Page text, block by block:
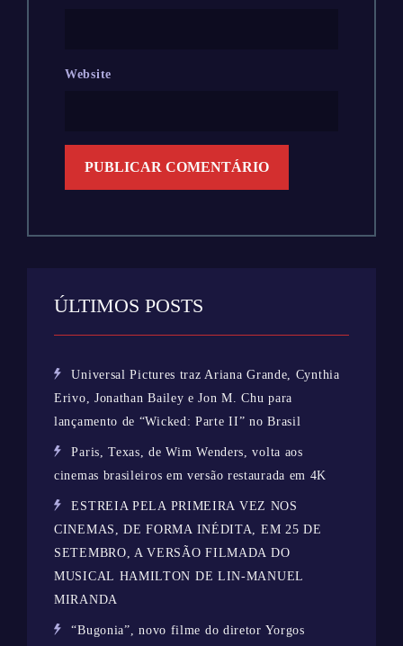
Website
ÚLTIMOS POSTS
Universal Pictures traz Ariana Grande, Cynthia
Erivo, Jonathan Bailey e Jon M. Chu para
lançamento de “Wicked: Parte II” no Brasil
Paris, Texas, de Wim Wenders, volta aos
cinemas brasileiros em versão restaurada em 4K
ESTREIA PELA PRIMEIRA VEZ NOS
CINEMAS, DE FORMA INÉDITA, EM 25 DE
SETEMBRO, A VERSÃO FILMADA DO
MUSICAL HAMILTON DE LIN-MANUEL
MIRANDA
“Bugonia”, novo filme do diretor Yorgos